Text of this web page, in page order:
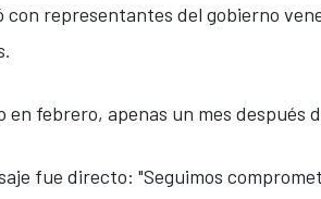
representantes del gobierno
en febrero, apenas un mes después
fue directo: "Seguimos